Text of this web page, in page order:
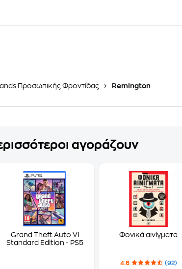
Προσωπικής Φροντίδας Remington
αγοράζουν
Grand Theft Auto VI
Standard Edition - PS5
Φονικά αινίγματα
4.6 (92)